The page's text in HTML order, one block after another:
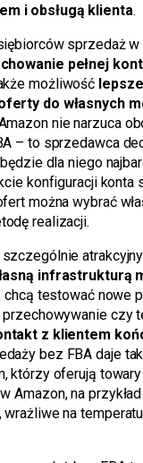
i obsługą klienta.
sprzedaż w
pełnej
możliwość
do własnych
nie narzuca
– to sprzedawca
dla niego
konfiguracji konta
można wybrać
realizacji.
infrastrukturą
chcą testować nowe
przechowywanie czy
z klientem
bez FBA daje
którzy oferują
Amazon, na
na